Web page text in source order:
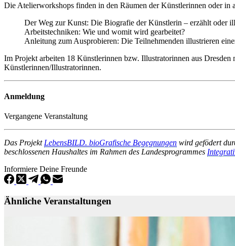
Die Atelierworkshops finden in den Räumen der Künstlerinnen oder in
Der Weg zur Kunst: Die Biografie der Künstlerin – erzählt oder
Arbeitstechniken: Wie und womit wird gearbeitet?
Anleitung zum Ausprobieren: Die Teilnehmenden illustrieren
Im Projekt arbeiten 18 Künstlerinnen bzw. Illustratorinnen aus
Künstlerinnen/Illustratorinnen.
Anmeldung
Vergangene Veranstaltung
Das Projekt LebensBILD. bioGrafische Begegnungen wird gefödert
beschlossenen Haushaltes im Rahmen des Landesprogrammes
Informiere Deine Freunde
Ähnliche Veranstaltungen